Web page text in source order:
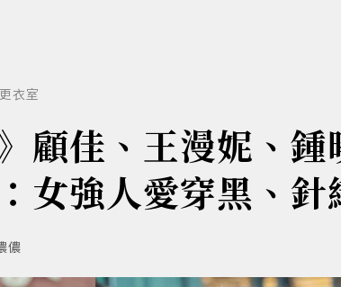
衣室
顧佳、王漫妮、
女強人愛穿黑、
儂